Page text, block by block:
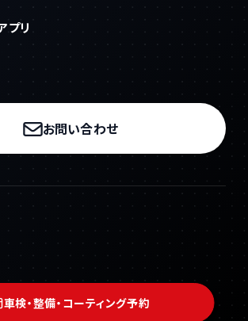
車検・整備・コーティング予約
プリ
お問い合わせ
Co., Ltd. All Rights Reserved.